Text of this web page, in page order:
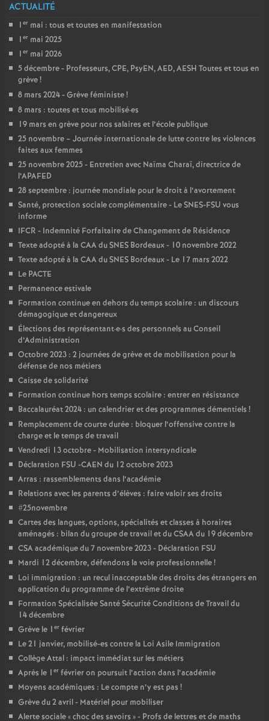
ACTUALITÉ
1 er mai : tous et toutes en manifestation
1 er mai 2025
1 er mai 2026
5 décembre - Professeurs, CPE, PsyEN, AED, AESH Toutes et tous en
grève!
8 mars 2024 - Grève féministe!
8 mars : toutes et tous mobilisé·es
19 mars en grève pour nos salaires et l’école publique
25 novembre – Journée internationale de lutte contre les violences
faites aux femmes
25 novembre 2025 - Entretien avec Naïma Charaï, directrice de
l’APAFED
28 septembre : journée mondiale pour le droit à l’avortement
Santé, protection sociale complémentaire - Le SNES-FSU vous
informe
IFCR - Indemnité Forfaitaire de Changement de Résidence
Texte adopté à la CAA du SNES Bordeaux - 10 novembre 2022
Texte adopté à la CAA du SNES Bordeaux - Le 17 mars 2022
Le PACTE
Permanence estivale
Formation continue en dehors du temps scolaire : un discours
démagogique et dangereux
Élections des représentant·e·s des personnels au Conseil
d’Administration
Octobre 2023 : 2 journées de grève et de mobilisation pour la
défense de nos métiers
Caisse de solidarité
Formation continue hors temps scolaire : entrer en résistance
Baccalauréat 2024 : un calendrier et des programmes démentiels !
Remplacement de courte durée : bloquer l’offensive contre la
charge et le temps de travail
Vendredi 13 octobre - Mobilisation intersyndicale
Déclaration FSU -CAEN du 12 octobre 2023
Arras : rassemblements dans l’académie
Relations avec les parents d’élèves : faire valoir ses droits
#25novembre
Cartes des langues, options, spécialités et classes à horaires
aménagés : bilan du groupe de travail et du CSAA du 19 décembre
CSA académique du 7 novembre 2023 - Déclaration FSU
Mardi 12 décembre, défendons la voie professionnelle!
Loi immigration : un recul inacceptable des droits des étrangers en
application du programme de l’extrême droite
Formation Spécialisée Santé Sécurité Conditions de Travail du
14 décembre
Grève le 1 er février
Le 21 janvier, mobilisé-es contre la Loi Asile Immigration
Collège Attal : impact immédiat sur les métiers
Après le 1 er février on poursuit l’action dans l’académie
Moyens académiques : Le compte n’y est pas !
Grève du 2 avril - Matériel pour mobiliser
Alerte sociale «choc des savoirs » - Profs de lettres et de maths